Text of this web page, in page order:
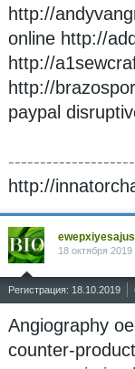
http://
online http://
http://
http://
paypal
--------------------
http://
ewepxiyesajus
18 октября 2019
Регистрация: 18.10.2019
Angiography
counter-